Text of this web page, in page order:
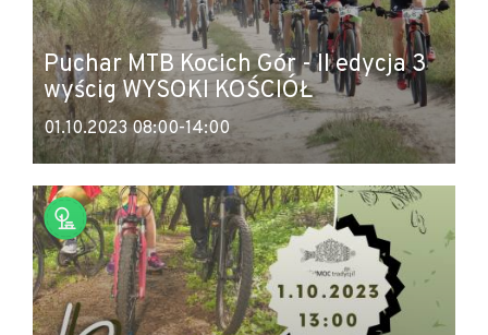
Puchar MTB Kocich Gór - II edycja 3
wyścig WYSOKI KOŚCIÓŁ
01.10.2023 08:00-14:00